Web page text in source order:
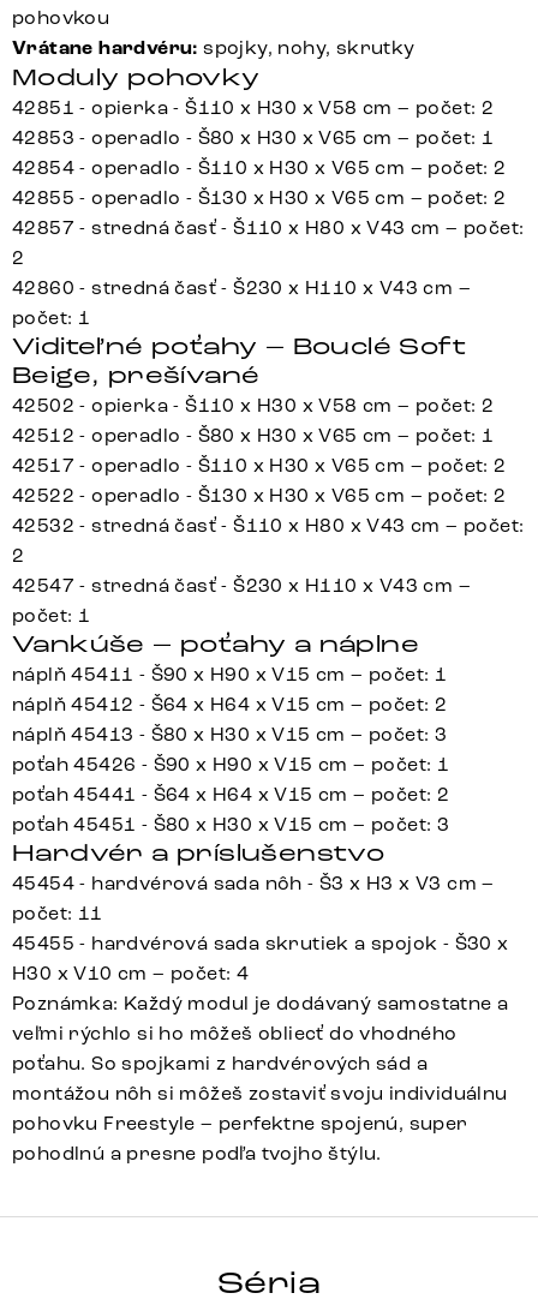
pohovkou
Vrátane hardvéru: spojky, nohy, skrutky
Moduly pohovky
42851 - opierka - Š110 x H30 x V58 cm – počet: 2
42853 - operadlo - Š80 x H30 x V65 cm – počet: 1
42854 - operadlo - Š110 x H30 x V65 cm – počet: 2
42855 - operadlo - Š130 x H30 x V65 cm – počet: 2
42857 - stredná časť - Š110 x H80 x V43 cm – počet:
2
42860 - stredná časť - Š230 x H110 x V43 cm –
počet: 1
Viditeľné poťahy – Bouclé Soft
Beige, prešívané
42502 - opierka - Š110 x H30 x V58 cm – počet: 2
42512 - operadlo - Š80 x H30 x V65 cm – počet: 1
42517 - operadlo - Š110 x H30 x V65 cm – počet: 2
42522 - operadlo - Š130 x H30 x V65 cm – počet: 2
42532 - stredná časť - Š110 x H80 x V43 cm – počet:
2
42547 - stredná časť - Š230 x H110 x V43 cm –
počet: 1
Vankúše – poťahy a náplne
náplň 45411 - Š90 x H90 x V15 cm – počet: 1
náplň 45412 - Š64 x H64 x V15 cm – počet: 2
náplň 45413 - Š80 x H30 x V15 cm – počet: 3
poťah 45426 - Š90 x H90 x V15 cm – počet: 1
poťah 45441 - Š64 x H64 x V15 cm – počet: 2
poťah 45451 - Š80 x H30 x V15 cm – počet: 3
Hardvér a príslušenstvo
45454 - hardvérová sada nôh - Š3 x H3 x V3 cm –
počet: 11
45455 - hardvérová sada skrutiek a spojok - Š30 x
H30 x V10 cm – počet: 4
Poznámka: Každý modul je dodávaný samostatne a
veľmi rýchlo si ho môžeš obliecť do vhodného
poťahu. So spojkami z hardvérových sád a
montážou nôh si môžeš zostaviť svoju individuálnu
pohovku Freestyle – perfektne spojenú, super
pohodlnú a presne podľa tvojho štýlu.
Séria
FREESTYLE